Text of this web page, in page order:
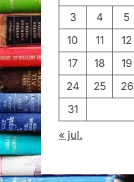
3
4 5
10
11 12
17
18 19
24
25 26
31
« jul.